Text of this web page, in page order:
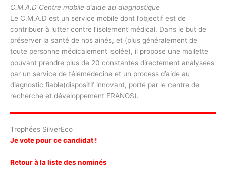
C.M.A.D Centre mobile d’aide au diagnostique
Le C.M.A.D est un service mobile dont l’objectif est de
contribuer à lutter contre l’isolement médical. Dans le but de
préserver la santé de nos ainés, et (plus généralement de
toute personne médicalement isolée), il propose une mallette
pouvant prendre plus de 20 constantes directement analysées
par un service de télémédecine et un process d’aide au
diagnostic fiable(dispositif innovant, porté par le centre de
recherche et développement ERANOS).
Trophées SilverEco
Je vote pour ce candidat !
Retour à la liste des nominés